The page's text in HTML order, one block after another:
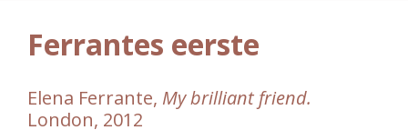
Ferrantes eerste
Elena Ferrante, My brilliant friend.
London, 2012